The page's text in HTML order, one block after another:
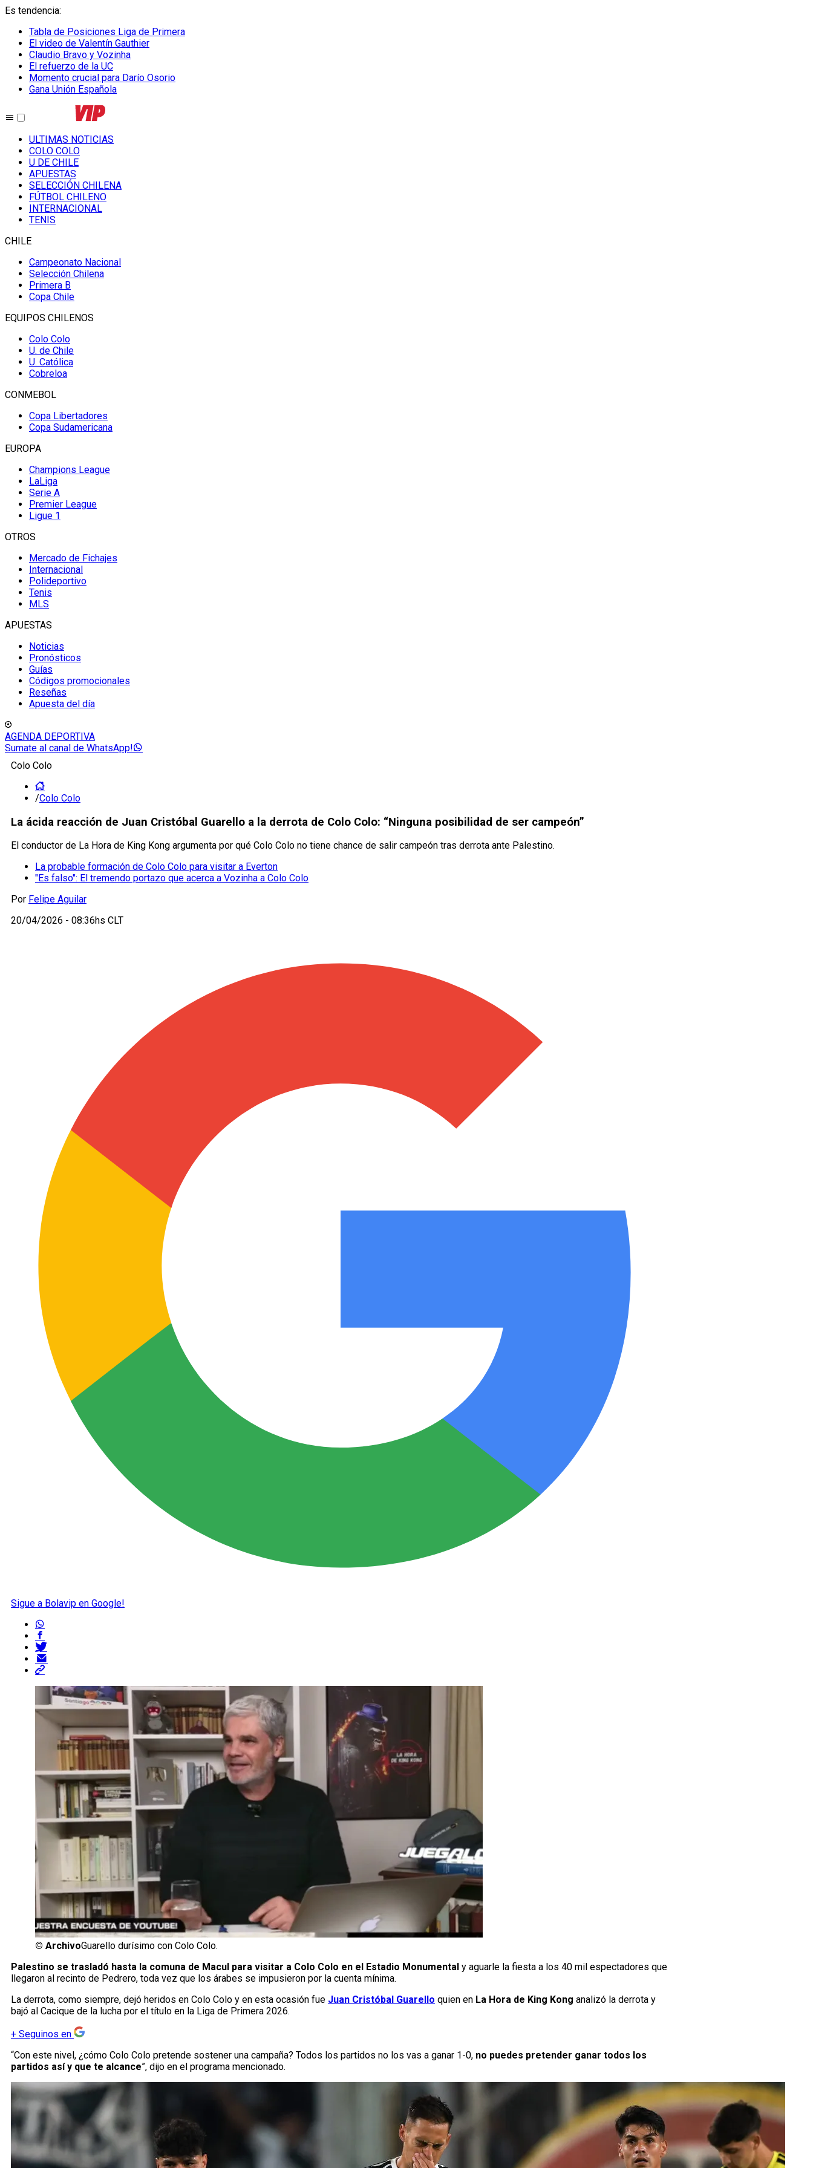
Es tendencia:
Tabla de Posiciones Liga de Primera
El video de Valentín Gauthier
Claudio Bravo y Vozinha
El refuerzo de la UC
Momento crucial para Darío Osorio
Gana Unión Española
ULTIMAS NOTICIAS
COLO COLO
U DE CHILE
APUESTAS
SELECCIÓN CHILENA
FÚTBOL CHILENO
INTERNACIONAL
TENIS
CHILE
Campeonato Nacional
Selección Chilena
Primera B
Copa Chile
EQUIPOS CHILENOS
Colo Colo
U. de Chile
U. Católica
Cobreloa
CONMEBOL
Copa Libertadores
Copa Sudamericana
EUROPA
Champions League
LaLiga
Serie A
Premier League
Ligue 1
OTROS
Mercado de Fichajes
Internacional
Polideportivo
Tenis
MLS
APUESTAS
Noticias
Pronósticos
Guías
Códigos promocionales
Reseñas
Apuesta del día
AGENDA DEPORTIVA
Sumate al canal de WhatsApp!
Colo Colo
/Colo Colo
La ácida reacción de Juan Cristóbal Guarello a la derrota de Colo Colo: “Ninguna posibilidad de ser campeón”
El conductor de La Hora de King Kong argumenta por qué Colo Colo no tiene chance de salir campeón tras derrota ante Palestino.
La probable formación de Colo Colo para visitar a Everton
"Es falso": El tremendo portazo que acerca a Vozinha a Colo Colo
Por Felipe Aguilar
20/04/2026 - 08:36hs CLT
Sigue a Bolavip en Google!
© ArchivoGuarello durísimo con Colo Colo.
Palestino se trasladó hasta la comuna de Macul para visitar a Colo Colo en el Estadio Monumental y aguarle la fiesta a los 40 mil espectadores que
llegaron al recinto de Pedrero, toda vez que los árabes se impusieron por la cuenta mínima.
La derrota, como siempre, dejó heridos en Colo Colo y en esta ocasión fue Juan Cristóbal Guarello quien en La Hora de King Kong analizó la derrota y
bajó al Cacique de la lucha por el título en la Liga de Primera 2026.
+ Seguinos en
“Con este nivel, ¿cómo Colo Colo pretende sostener una campaña? Todos los partidos no los vas a ganar 1-0, no puedes pretender ganar todos los
partidos así y que te alcance”, dijo en el programa mencionado.